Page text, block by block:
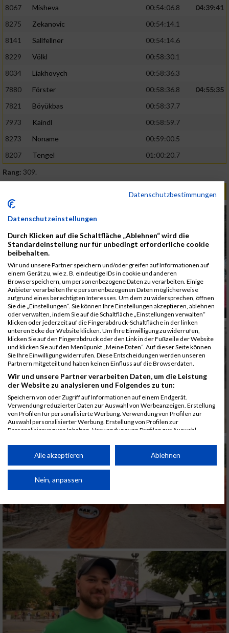
8067
Misheva 00:54:06.8
04:39:41
8275
Zekanovic
00:54:14.1
8141
Sallfellner
00:54:14.6
8229
Völkl
00:58:30.1
8034
Liakhovych
00:58:36.3
7880
Förster 00:58:36.8
04:55:35
7821
Böyükbas
00:58:37.7
7973
Kaindl
00:58:59.7
8273
Noname
00:59:00.5
8207
Tengel
01:00:20.7
Rang: 309.
ALBUM B2RUN MÜNCHEN / 15.07.2026Datenschutzbestimmungen
Datenschutzeinstellungen
Durch Klicken auf die Schaltfläche „Ablehnen“ wird die
Standardeinstellung nur für unbedingt erforderliche cookie
beibehalten.
Wir und unsere Partner speichern und/oder greifen auf Informationen auf
einem Gerät zu, wie z. B. eindeutige IDs in cookie und anderen
Browserspeichern, um personenbezogene Daten zu verarbeiten. Einige
Anbieter verarbeiten Ihre personenbezogenen Daten möglicherweise
aufgrund eines berechtigten Interesses. Um dem zu widersprechen, öffnen
Sie die „Einstellungen“. Sie können Ihre Einstellungen akzeptieren, ablehnen
oder verwalten, indem Sie auf die Schaltfläche „Einstellungen verwalten“
klicken oder jederzeit auf die Fingerabdruck-Schaltfläche in der linken
unteren Ecke der Website klicken. Um Ihre Einwilligung zu widerrufen,
klicken Sie auf den Fingerabdruck oder den Link in der Fußzeile der Website
und klicken Sie auf den Menüpunkt „Meine Daten“. Auf dieser Seite können
Sie Ihre Einwilligung widerrufen. Diese Entscheidungen werden unseren
Partnern mitgeteilt und haben keinen Einfluss auf die Browserdaten.
Wir und unsere Partner verarbeiten Daten, um die Leistung
der Website zu analysieren und Folgendes zu tun:
Speichern von oder Zugriff auf Informationen auf einem Endgerät.
Verwendung reduzierter Daten zur Auswahl von Werbeanzeigen. Erstellung
von Profilen für personalisierte Werbung. Verwendung von Profilen zur
Auswahl personalisierter Werbung. Erstellung von Profilen zur
Personalisierung von Inhalten. Verwendung von Profilen zur Auswahl
Performance von Inhalten. Analyse von Zielgruppen durch Statistiken oder
Kombinationen von Daten aus verschiedenen Quellen. Entwicklung und
von Inhalten.
Daten können außerhalb der Europäischen Union weitergegeben und in die
Website/App.
Partnerliste anzeigen (1 IAB-Anbieter)
IAB-Verarbeitungszwecke:
Speichern von oder Zugriff auf Informationen
auf einem Endgerät
Verwendung reduzierter Daten zur Auswahl
von Werbeanzeigen
Alle akzeptieren Ablehnen
Nein, anpassen